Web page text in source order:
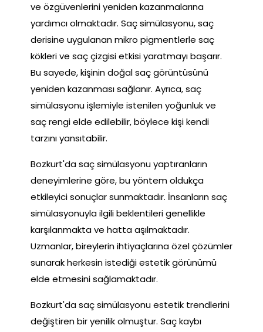
ve özgüvenlerini yeniden kazanmalarına
yardımcı olmaktadır. Saç simülasyonu, saç
derisine uygulanan mikro pigmentlerle saç
kökleri ve saç çizgisi etkisi yaratmayı başarır.
Bu sayede, kişinin doğal saç görüntüsünü
yeniden kazanması sağlanır. Ayrıca, saç
simülasyonu işlemiyle istenilen yoğunluk ve
saç rengi elde edilebilir, böylece kişi kendi
tarzını yansıtabilir.
Bozkurt'da saç simülasyonu yaptıranların
deneyimlerine göre, bu yöntem oldukça
etkileyici sonuçlar sunmaktadır. İnsanların saç
simülasyonuyla ilgili beklentileri genellikle
karşılanmakta ve hatta aşılmaktadır.
Uzmanlar, bireylerin ihtiyaçlarına özel çözümler
sunarak herkesin istediği estetik görünümü
elde etmesini sağlamaktadır.
Bozkurt'da saç simülasyonu estetik trendlerini
değiştiren bir yenilik olmuştur. Saç kaybı